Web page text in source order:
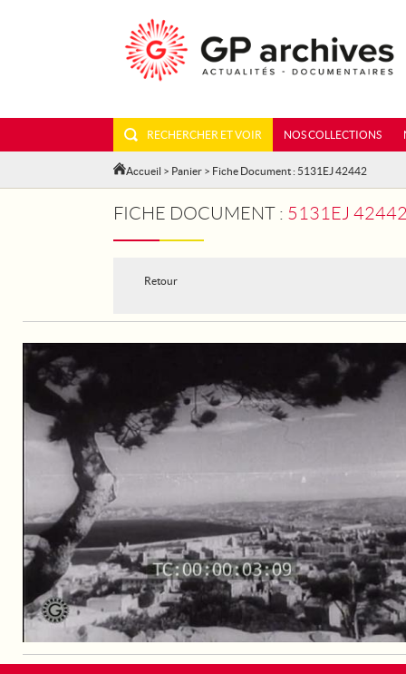
RECHERCHER ET VOIR NOS COLLECTIONS
Accueil > Panier > Fiche Document : 5131EJ 42442
FICHE DOCUMENT : 5131EJ 42442
Retour